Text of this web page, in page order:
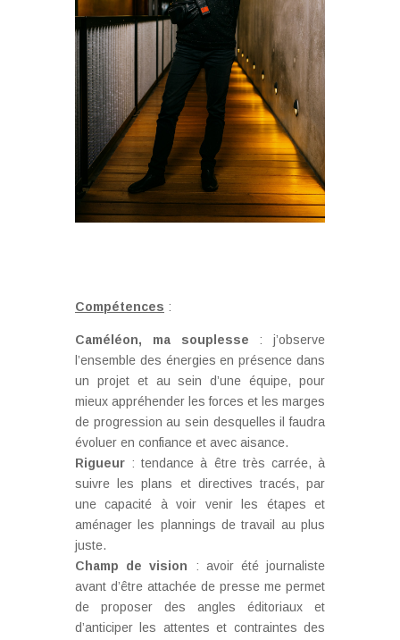
Compétences :
Caméléon, ma souplesse : j’observe
l’ensemble des énergies en présence dans
un projet et au sein d’une équipe, pour
mieux appréhender les forces et les marges
de progression au sein desquelles il faudra
évoluer en confiance et avec aisance.
Rigueur : tendance à être très carrée, à
suivre les plans et directives tracés, par
une capacité à voir venir les étapes et
aménager les plannings de travail au plus
juste.
Champ de vision : avoir été journaliste
avant d’être attachée de presse me permet
de proposer des angles éditoriaux et
d’anticiper les attentes et contraintes des